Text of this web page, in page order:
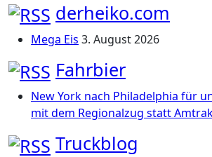
derheiko.com
Mega Eis 3. August 2026
Fahrbier
New York nach Philadelphia für
mit dem Regionalzug statt
Truckblog